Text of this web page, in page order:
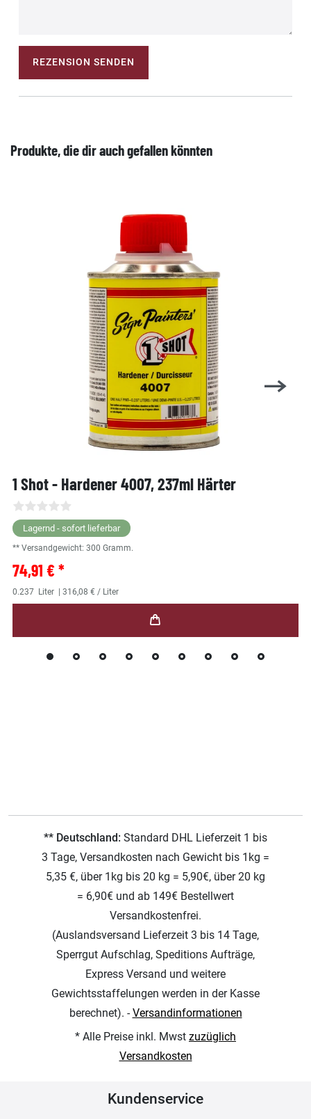
REZENSION SENDEN
Produkte, die dir auch gefallen könnten
1 Shot - Hardener 4007, 237ml Härter
Lagernd - sofort lieferbar
** Versandgewicht: 300 Gramm.
74,91 € *
0.237 Liter | 316,08 € / Liter
** Deutschland: Standard DHL Lieferzeit 1 bis
3 Tage, Versandkosten nach Gewicht bis 1kg =
5,35 €, über 1kg bis 20 kg = 5,90€, über 20 kg
= 6,90€ und ab 149€ Bestellwert
Versandkostenfrei.
(Auslandsversand Lieferzeit 3 bis 14 Tage,
Sperrgut Aufschlag, Speditions Aufträge,
Express Versand und weitere
Gewichtsstaffelungen werden in der Kasse
berechnet). -Versandinformationen
* Alle Preise inkl. Mwst zuzüglich
Versandkosten
Kundenservice